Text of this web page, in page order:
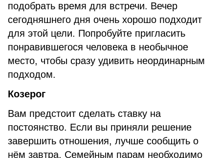
подобрать время для встречи. Вечер
сегодняшнего дня очень хорошо подходит
для этой цели. Попробуйте пригласить
понравившегося человека в необычное
место, чтобы сразу удивить неординарным
подходом.
Козерог
Вам предстоит сделать ставку на
постоянство. Если вы приняли решение
завершить отношения, лучше сообщить о
нём завтра. Семейным парам необходимо